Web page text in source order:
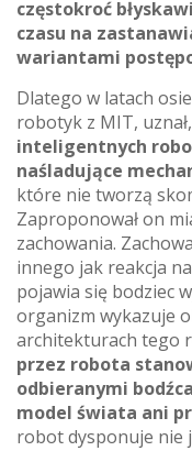
częstokroć
czasu na
wariantami
Dlatego w latach
robotyk z MIT,
inteligentnych
naśladujące
które nie tworzą
Zaproponował on
zachowania.
innego jak reakcja
pojawia się bodziec
organizm wykazuje
architekturach tego
przez robota
odbieranymi
model świata ani
robot dysponuje nie